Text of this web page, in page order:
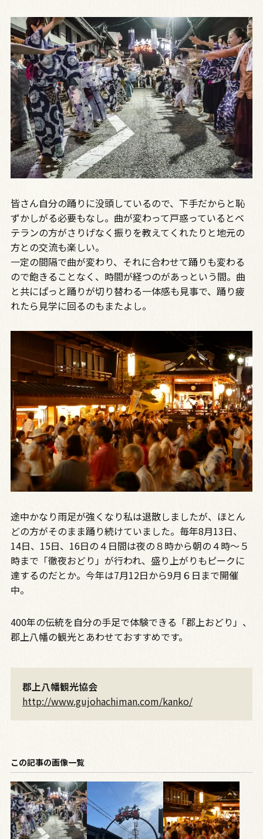
皆さん自分の踊りに没頭しているので、下手だからと恥
ずかしがる必要もなし。曲が変わって戸惑っているとベ
テランの方がさりげなく振りを教えてくれたりと地元の
方との交流も楽しい。
一定の間隔で曲が変わり、それに合わせて踊りも変わる
ので飽きることなく、時間が経つのがあっという間。曲
と共にぱっと踊りが切り替わる一体感も見事で、踊り疲
れたら見学に回るのもまたよし。
途中かなり雨足が強くなり私は退散しましたが、ほとん
どの方がそのまま踊り続けていました。毎年8月13日、
14日、15日、16日の４日間は夜の８時から朝の４時〜５
時まで「徹夜おどり」が行われ、盛り上がりもピークに
達するのだとか。今年は7月12日から9月６日まで開催
中。
400年の伝統を自分の手足で体験できる「郡上おどり」、
郡上八幡の観光とあわせておすすめです。
郡上八幡観光協会
http://www.gujohachiman.com/kanko/
この記事の画像一覧